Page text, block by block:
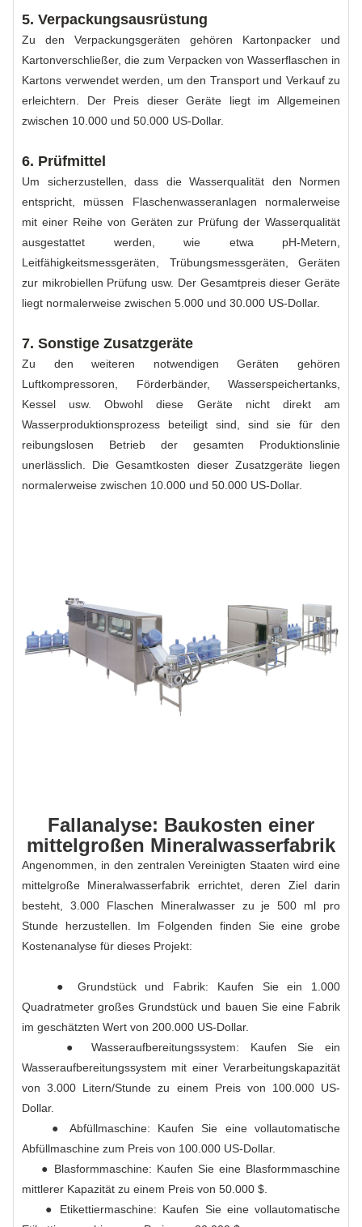
5. Verpackungsausrüstung
Zu den Verpackungsgeräten gehören Kartonpacker und
Kartonverschließer, die zum Verpacken von Wasserflaschen in
Kartons verwendet werden, um den Transport und Verkauf zu
erleichtern. Der Preis dieser Geräte liegt im Allgemeinen
zwischen 10.000 und 50.000 US-Dollar.
6. Prüfmittel
Um sicherzustellen, dass die Wasserqualität den Normen
entspricht, müssen Flaschenwasseranlagen normalerweise
mit einer Reihe von Geräten zur Prüfung der Wasserqualität
ausgestattet werden, wie etwa pH-Metern,
Leitfähigkeitsmessgeräten, Trübungsmessgeräten, Geräten
zur mikrobiellen Prüfung usw. Der Gesamtpreis dieser Geräte
liegt normalerweise zwischen 5.000 und 30.000 US-Dollar.
7. Sonstige Zusatzgeräte
Zu den weiteren notwendigen Geräten gehören
Luftkompressoren, Förderbänder, Wasserspeichertanks,
Kessel usw. Obwohl diese Geräte nicht direkt am
Wasserproduktionsprozess beteiligt sind, sind sie für den
reibungslosen Betrieb der gesamten Produktionslinie
unerlässlich. Die Gesamtkosten dieser Zusatzgeräte liegen
normalerweise zwischen 10.000 und 50.000 US-Dollar.
Fallanalyse: Baukosten einer
mittelgroßen Mineralwasserfabrik
Angenommen, in den zentralen Vereinigten Staaten wird eine
mittelgroße Mineralwasserfabrik errichtet, deren Ziel darin
besteht, 3.000 Flaschen Mineralwasser zu je 500 ml pro
Stunde herzustellen. Im Folgenden finden Sie eine grobe
Kostenanalyse für dieses Projekt:
● Grundstück und Fabrik: Kaufen Sie ein 1.000
Quadratmeter großes Grundstück und bauen Sie eine Fabrik
im geschätzten Wert von 200.000 US-Dollar.
● Wasseraufbereitungssystem: Kaufen Sie ein
Wasseraufbereitungssystem mit einer Verarbeitungskapazität
von 3.000 Litern/Stunde zu einem Preis von 100.000 US-
Dollar.
● Abfüllmaschine: Kaufen Sie eine vollautomatische
Abfüllmaschine zum Preis von 100.000 US-Dollar.
● Blasformmaschine: Kaufen Sie eine Blasformmaschine
mittlerer Kapazität zu einem Preis von 50.000 $.
● Etikettiermaschine: Kaufen Sie eine vollautomatische